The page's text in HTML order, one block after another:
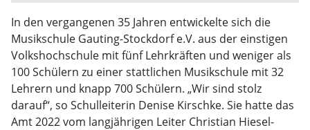
In den vergangenen 35 Jahren entwickelte sich die
Musikschule Gauting-Stockdorf e.V. aus der einstigen
Volkshochschule mit fünf Lehrkräften und weniger als
100 Schülern zu einer stattlichen Musikschule mit 32
Lehrern und knapp 700 Schülern. „Wir sind stolz
darauf“, so Schulleiterin Denise Kirschke. Sie hatte das
Amt 2022 vom langjährigen Leiter Christian Hiesel-